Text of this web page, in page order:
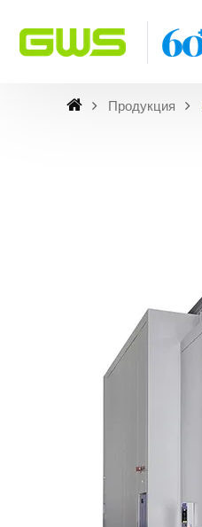
Продукция